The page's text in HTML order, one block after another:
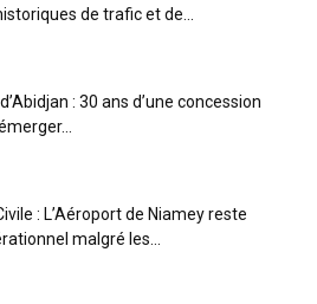
de trafic et de...
: 30 ans d’une concession
: L’Aéroport de Niamey reste
malgré les...